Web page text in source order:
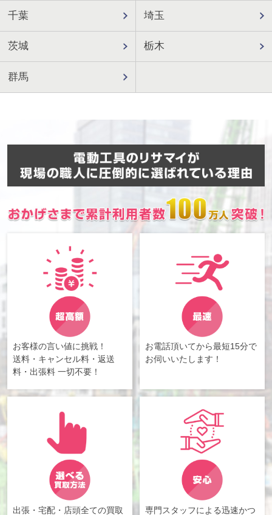
千葉 埼玉
茨城 栃木
群馬
お客様の言い値に挑戦！
送料・キャンセル料・返送
料・出張料 一切不要！
お電話頂いてから最短15分で
お伺いいたします！
出張・宅配・店頭全ての買取 専門スタッフによる迅速かつ